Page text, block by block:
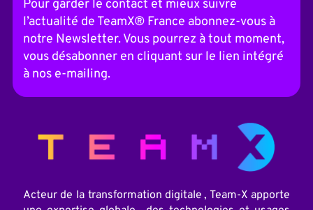
t
e
r
n
t
i
v
Pour garder le contact et mieux suivre
l’actualité de TeamX® France abonnez-vous à
notre Newsletter. Vous pourrez à tout moment,
vous désabonner en cliquant sur le lien intégré
à nos e-mailing.
Acteur de la transformation digitale , Team-X apporte